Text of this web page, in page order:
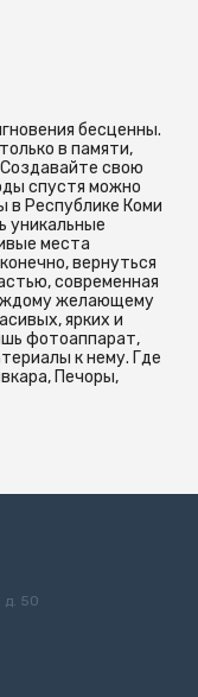
бесценны.
в памяти,
свою
спустя можно
в Республике Коми
уникальные
места
вернуться
современная
желающему
ярких и
фотоаппарат,
к нему. Где
Печоры,
д. 50